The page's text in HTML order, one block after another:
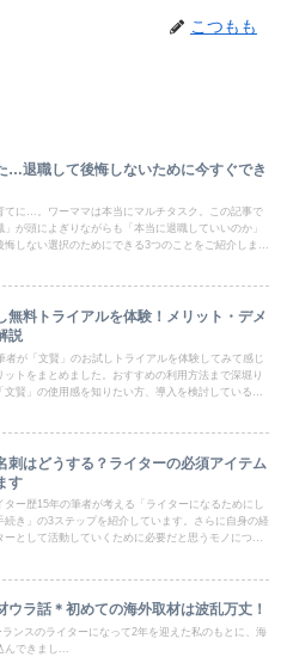
こつもも
…退職して後悔しないために今すぐでき
てに…。ワーママは本当にマルチタスク。この記事で
が頭によぎりながらも「本当に退職していいのか」
悔しない選択のためにできる3つのことをご紹介しま
無料トライアルを体験！メリット・デメ
説
者が「文賢」のお試しトライアルを体験してみて感じ
ットをまとめました。おすすめの利用方法まで深堀り
文賢」の使用感を知りたい方、導入を検討している方
刺はどうする？ライターの必須アイテム
す
ター歴15年の筆者が考える「ライターになるためにし
続き」の3ステップを紹介しています。さらに自身の経
ーとして活動していくために必要だと思うモノについ
ウラ話＊初めての海外取材は波乱万丈！
ンスのライターになって2年を迎えた私のもとに、海
できまし...